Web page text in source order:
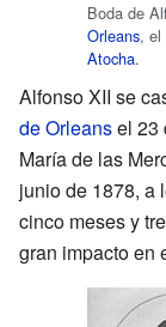
Boda de
Orleans, el
Atocha.
Alfonso XII se
de Orleansel 23
María de las
junio de 1878, a
cinco meses y
gran impacto en